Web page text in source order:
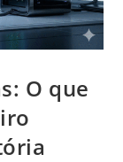
O que